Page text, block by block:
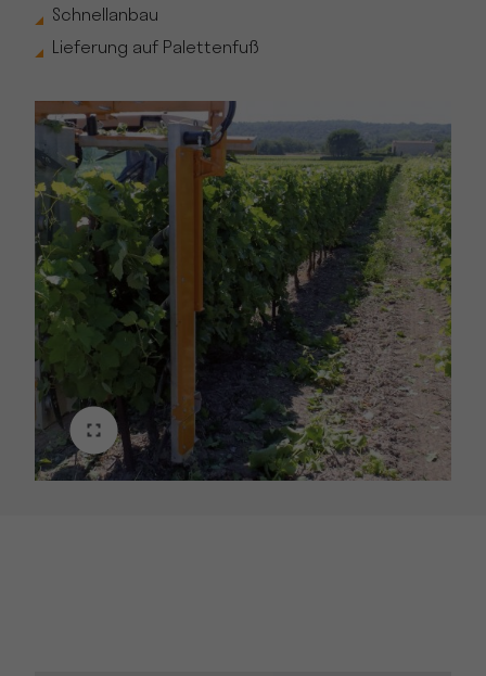
Schnellanbau
Lieferung auf Palettenfuß